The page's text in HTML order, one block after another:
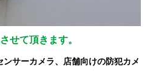
せて頂きます。
サーカメラ、店舗向けの防犯カメ